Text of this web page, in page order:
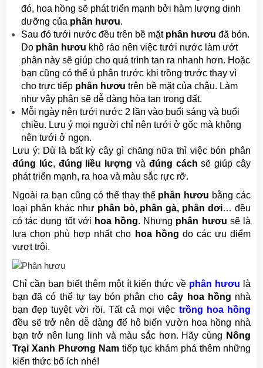
đó, hoa hồng sẽ phát triển mạnh bởi hàm lượng dinh
dưỡng của phân hươu.
Sau đó tưới nước đều trên bề mặt phân hươu đã bón.
Do phân hươu khô ráo nên việc tưới nước làm ướt
phân này sẽ giúp cho quá trình tan ra nhanh hơn. Hoặc
bạn cũng có thể ủ phân trước khi trồng trước thay vì
cho trực tiếp phân hươu trên bề mặt của chậu. Làm
như vậy phân sẽ dễ dàng hòa tan trong đất.
Mỗi ngày nên tưới nước 2 lần vào buổi sáng và buổi
chiều. Lưu ý mọi người chỉ nên tưới ở gốc mà không
nên tưới ở ngọn.
Lưu ý: Dù là bất kỳ cây gì chăng nữa thì việc bón phân
đúng lúc, đúng liều lượng và đúng cách sẽ giúp cây
phát triển mạnh, ra hoa và màu sắc rực rỡ.
Ngoài ra bạn cũng có thể thay thế phân hươu bằng các
loại phân khác như phân bò, phân gà, phân dơi… đều
có tác dụng tốt với hoa hồng. Nhưng phân hươu sẽ là
lựa chọn phù hợp nhất cho hoa hồng do các ưu điểm
vượt trội.
Chỉ cần bạn biết thêm một ít kiến thức về phân hươu là
bạn đã có thể tự tay bón phân chocây hoa hồng nhà
bạn đẹp tuyệt vời rồi. Tất cả mọi việc trồng hoa hồng
đều sẽ trở nên dễ dàng để hô biến vườn hoa hồng nhà
bạn trở nên lung linh và màu sắc hơn. Hãy cùng Nông
Trại Xanh Phương Namtiếp tục khám phá thêm những
kiến thức bổ ích nhé!